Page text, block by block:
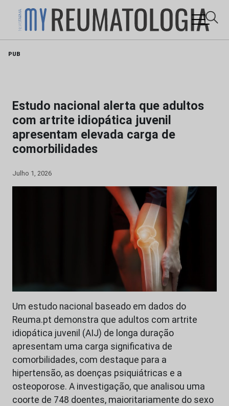
PUB
Estudo nacional alerta que adultos
com artrite idiopática juvenil
apresentam elevada carga de
comorbilidades
Julho 1, 2026
Um estudo nacional baseado em dados do
Reuma.pt demonstra que adultos com artrite
idiopática juvenil (AIJ) de longa duração
apresentam uma carga significativa de
comorbilidades, com destaque para a
hipertensão, as doenças psiquiátricas e a
osteoporose. A investigação, que analisou uma
coorte de 748 doentes, maioritariamente do sexo